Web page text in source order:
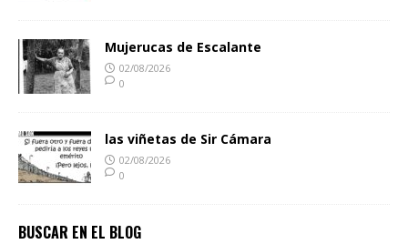
Mujerucas de Escalante
02/08/2026
0
las viñetas de Sir Cámara
02/08/2026
0
BUSCAR EN EL BLOG